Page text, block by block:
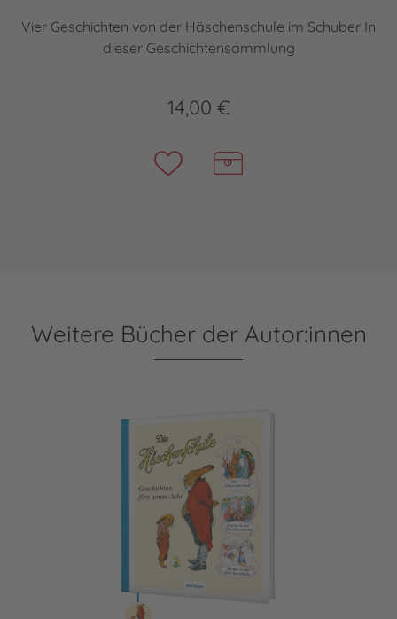
Vier Geschichten von der Häschenschule im Schuber In
dieser Geschichtensammlung
14,00 €
Weitere Bücher der Autor:innen
Die Häschenschule: Geschichten fürs ganze Jahr